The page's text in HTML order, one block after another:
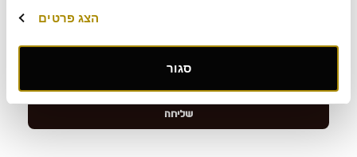
הצג פרטים
סגור